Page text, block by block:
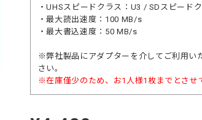
・UHSスピードクラス：U3 / SDスピード
・最大読出速度：100 MB/s
・最大書込速度：50 MB/s
※弊社製品にアダプターを介してご利用い
さい。
※在庫僅少のため、お1人様1枚までとさせ